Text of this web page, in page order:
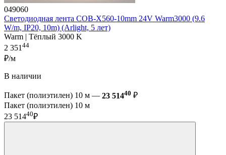
049060
Светодиодная лента COB-X560-10mm 24V Warm3000 (9.6
W/m, IP20, 10m) (Arlight, 5 лет)
Warm | Тёплый 3000 K
2 35144
₽/м
В наличии
Пакет (полиэтилен) 10 м — 23 51440 ₽
Пакет (полиэтилен) 10 м
23 51440₽